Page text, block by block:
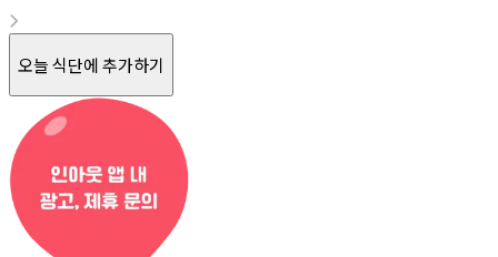
오늘 식단에 추가하기